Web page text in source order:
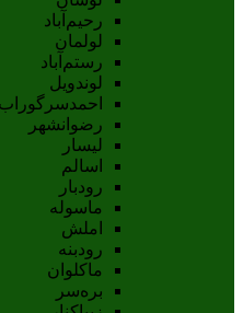
رحیم‌آباد
لولمان
رستم‌آباد
لوندویل
احمدسرگوراب
رضوانشهر
لیسار
اسالم
رودبار
ماسوله
املش
رودبنه
ماکلوان
بره‌سر